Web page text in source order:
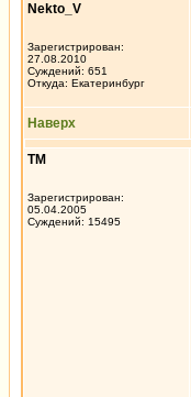
Nekto_V
Зарегистрирован:
27.08.2010
Суждений: 651
Откуда: Екатеринбург
Наверх
ТМ
Зарегистрирован:
05.04.2005
Суждений: 15495